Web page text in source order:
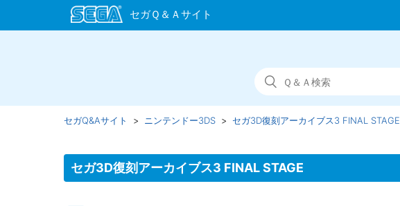
セガQ&Aサイト ニンテンドー3DS セガ3D復刻アーカイブス3 FINAL STAGE
セガ3D復刻アーカイブス3 FINAL STAGE